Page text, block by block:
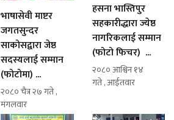
भाषासेवी माष्टर
जगतसुन्दर
साकोसद्वारा जेष्ठ
सदस्यलाई सम्मान
(फोटोमा) ...
२०८० चैत्र २७ गते ,
मंगलवार
हसना भास्तिपुर
सहकारीद्धारा ज्येष्ठ
नागरिकलाई सम्मान
(फोटो फिचर) ...
२०८० आश्विन १४
गते , आईतवार